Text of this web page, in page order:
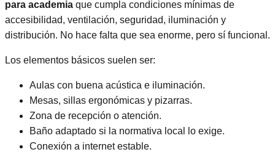
para academia que cumpla condiciones mínimas de
accesibilidad, ventilación, seguridad, iluminación y
distribución. No hace falta que sea enorme, pero sí funcional.
Los elementos básicos suelen ser:
Aulas con buena acústica e iluminación.
Mesas, sillas ergonómicas y pizarras.
Zona de recepción o atención.
Baño adaptado si la normativa local lo exige.
Conexión a internet estable.